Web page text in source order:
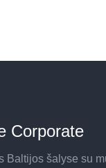
Corporate
Baltijos šalyse su